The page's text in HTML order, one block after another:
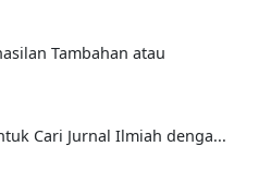
Tambahan atau
Cari Jurnal Ilmiah denga...